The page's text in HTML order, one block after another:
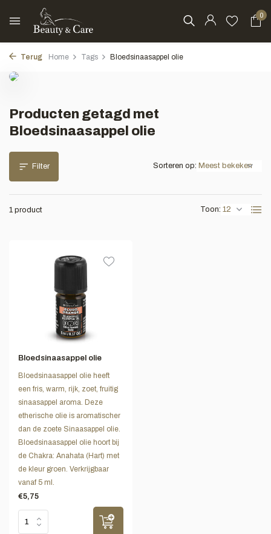
0
Terug Home Tags Bloedsinaasappel olie
Producten getagd met
Bloedsinaasappel olie
Filter
1 product Toon:
Sorteren op:
Bloedsinaasappel olie
Bloedsinaasappel olie heeft
een fris, warm, rijk, zoet, fruitig
sinaasappel aroma. Deze
etherische olie is aromatischer
dan de zoete Sinaasappel olie.
Bloedsinaasappel olie hoort bij
de Chakra: Anahata (Hart) met
de kleur groen. Verkrijgbaar
vanaf 5 ml.
€5,75